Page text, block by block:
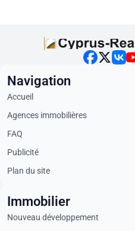
Navigation
Accueil
Agences immobilières
FAQ
Publicité
Plan du site
Immobilier
Nouveau développement